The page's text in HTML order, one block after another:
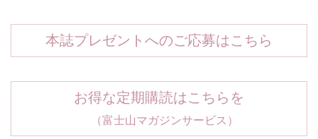
本誌プレゼントへのご応募はこちら
お得な定期購読はこちらを
（富士山マガジンサービス）